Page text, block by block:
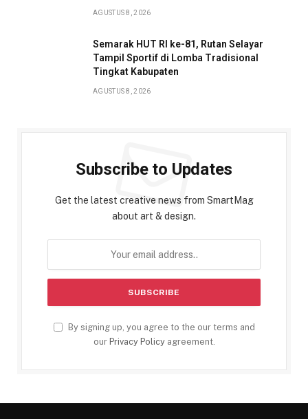
AGUSTUS 8, 2026
Semarak HUT RI ke-81, Rutan Selayar
Tampil Sportif di Lomba Tradisional
Tingkat Kabupaten
AGUSTUS 8, 2026
Subscribe to Updates
Get the latest creative news from SmartMag
about art & design.
By signing up, you agree to the our terms and
our Privacy Policyagreement.